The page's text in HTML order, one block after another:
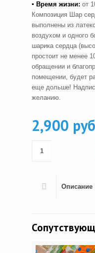
▪ Время жизни: от
Композиция Шар
выполнены из
воздухом и одного
шарика сердца
простоит не менее
обращении и
помещении, будет
еще дольше!
желанию.
2,900
Описание